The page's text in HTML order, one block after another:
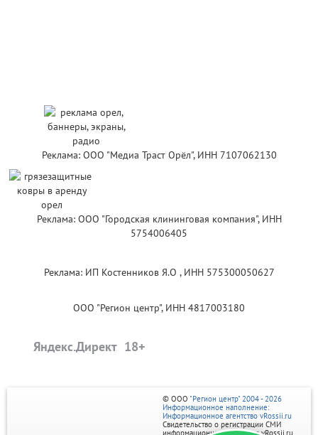
Реклама: ООО "Медиа Траст Орёл", ИНН 7107062130
Реклама: ООО "Городская клининговая компания", ИНН
5754006405
Реклама: ИП Костенников Я.О , ИНН 575300050627
ООО "Регион центр", ИНН 4817003180
Яндекс.Директ
© ООО "Регион центр" 2004 - 2026
Информационное наполнение:
Информационное агентство vRossii.ru
Свидетельство о регистрации СМИ
информационного агентства vRossii.ru